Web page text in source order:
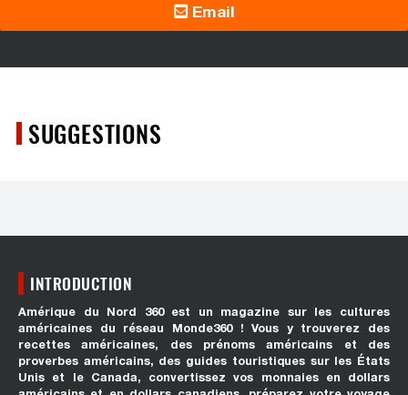
Email
SUGGESTIONS
INTRODUCTION
Amérique du Nord 360 est un magazine sur les cultures
américaines du réseau Monde360 ! Vous y trouverez des
recettes américaines, des prénoms américains et des
proverbes américains, des guides touristiques sur les États
Unis et le Canada, convertissez vos monnaies en dollars